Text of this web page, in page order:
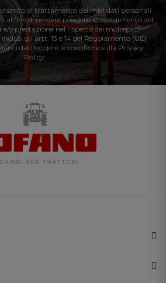
al trattamento dei miei dati personali.
al fine di rendere possibile lo svolgimento del
o prestazione nel rispetto dei molteplici
gli artt. 13 e 14 del Regolamento (UE)
i dati leggere le specifiche sulla Privacy
Policy.